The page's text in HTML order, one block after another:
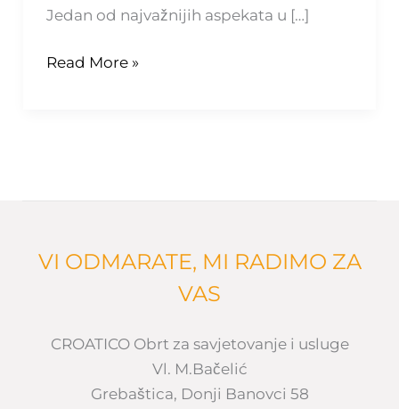
Jedan od najvažnijih aspekata u […]
Read More »
VI ODMARATE, MI RADIMO ZA
VAS
CROATICO Obrt za savjetovanje i usluge
Vl. M.Bačelić
Grebaštica, Donji Banovci 58